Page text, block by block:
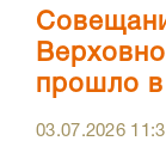
прошло в
03.07.2026